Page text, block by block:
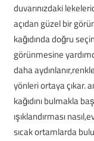
duvarınızdaki
açıdan güzel bir
kağıdında doğru
görünmesine
daha
yönleri ortaya çıkar.
kağıdını bulmakla
ışıklandırması
sıcak ortamlarda